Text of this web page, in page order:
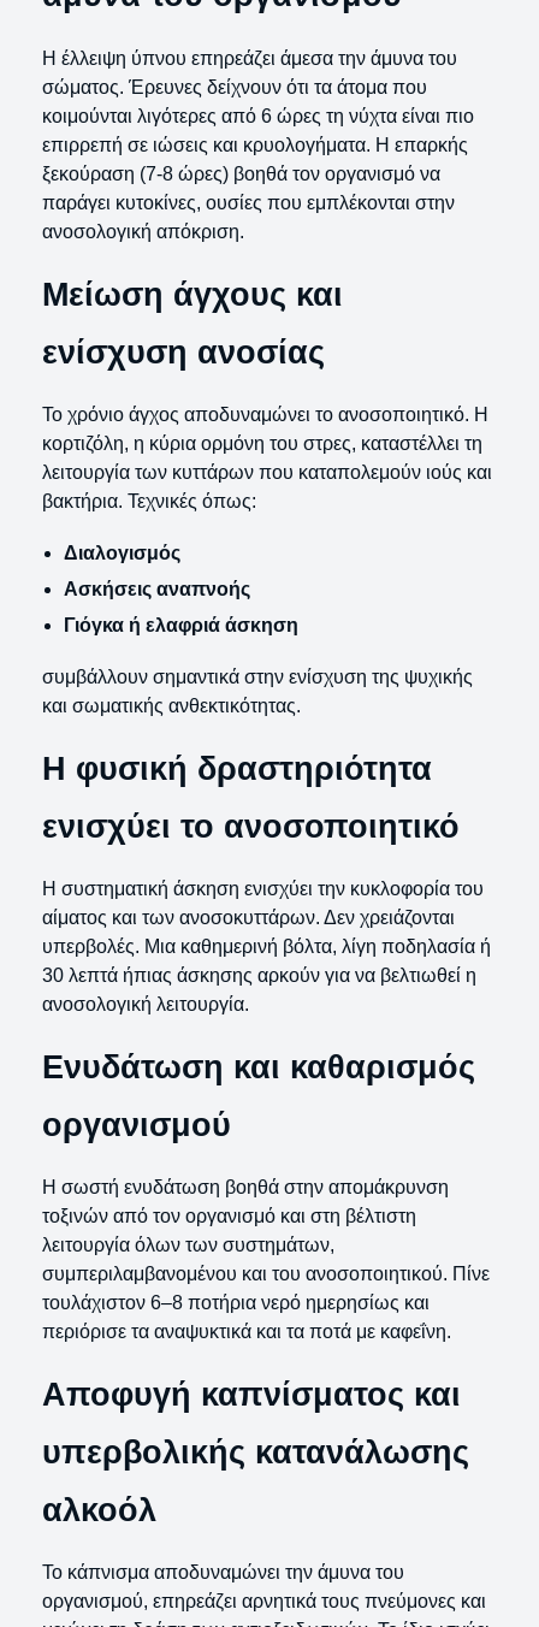
Η έλλειψη ύπνου επηρεάζει άμεσα την άμυνα του
σώματος. Έρευνες δείχνουν ότι τα άτομα που
κοιμούνται λιγότερες από 6 ώρες τη νύχτα είναι πιο
επιρρεπή σε ιώσεις και κρυολογήματα. Η επαρκής
ξεκούραση (7-8 ώρες) βοηθά τον οργανισμό να
παράγει κυτοκίνες, ουσίες που εμπλέκονται στην
ανοσολογική απόκριση.
Μείωση άγχους και
ενίσχυση ανοσίας
Το χρόνιο άγχος αποδυναμώνει το ανοσοποιητικό. Η
κορτιζόλη, η κύρια ορμόνη του στρες, καταστέλλει τη
λειτουργία των κυττάρων που καταπολεμούν ιούς και
βακτήρια. Τεχνικές όπως:
Διαλογισμός
Ασκήσεις αναπνοής
Γιόγκα ή ελαφριά άσκηση
συμβάλλουν σημαντικά στην ενίσχυση της ψυχικής
και σωματικής ανθεκτικότητας.
Η φυσική δραστηριότητα
ενισχύει το ανοσοποιητικό
Η συστηματική άσκηση ενισχύει την κυκλοφορία του
αίματος και των ανοσοκυττάρων. Δεν χρειάζονται
υπερβολές. Μια καθημερινή βόλτα, λίγη ποδηλασία ή
30 λεπτά ήπιας άσκησης αρκούν για να βελτιωθεί η
ανοσολογική λειτουργία.
Ενυδάτωση και καθαρισμός
οργανισμού
Η σωστή ενυδάτωση βοηθά στην απομάκρυνση
τοξινών από τον οργανισμό και στη βέλτιστη
λειτουργία όλων των συστημάτων,
συμπεριλαμβανομένου και του ανοσοποιητικού. Πίνε
τουλάχιστον 6–8 ποτήρια νερό ημερησίως και
περιόρισε τα αναψυκτικά και τα ποτά με καφεΐνη.
Αποφυγή καπνίσματος και
υπερβολικής κατανάλωσης
αλκοόλ
Το κάπνισμα αποδυναμώνει την άμυνα του
οργανισμού, επηρεάζει αρνητικά τους πνεύμονες και